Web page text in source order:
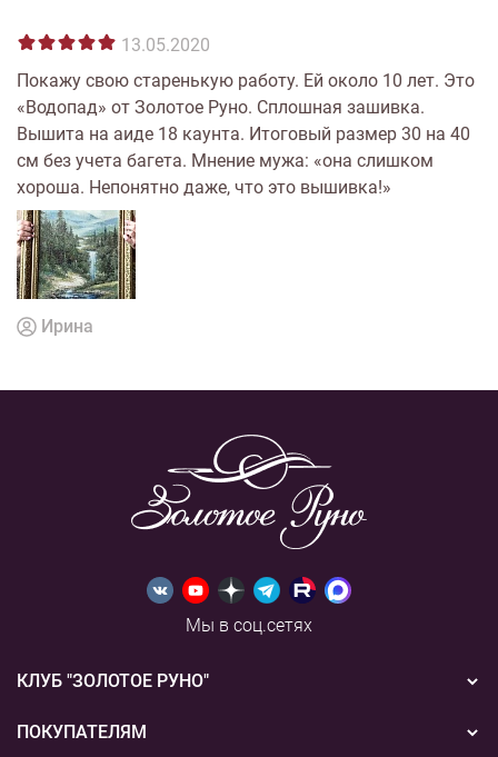
13.05.2020
Покажу свою старенькую работу. Ей около 10 лет. Это
«Водопад» от Золотое Руно. Сплошная зашивка.
Вышита на аиде 18 каунта. Итоговый размер 30 на 40
см без учета багета. Мнение мужа: «она слишком
хороша. Непонятно даже, что это вышивка!»
Ирина
Мы в соц.сетях
КЛУБ "ЗОЛОТОЕ РУНО"
Новости
ПОКУПАТЕЛЯМ